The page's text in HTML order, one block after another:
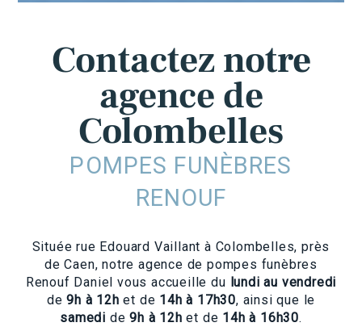
Contactez notre
agence de
Colombelles
POMPES FUNÈBRES
RENOUF
Située rue Edouard Vaillant à Colombelles, près
de Caen, notre agence de pompes funèbres
Renouf Daniel vous accueille du lundi au vendredi
de9h à 12h et de 14h à 17h30, ainsi que le
samedi de9h à 12h et de 14h à 16h30.